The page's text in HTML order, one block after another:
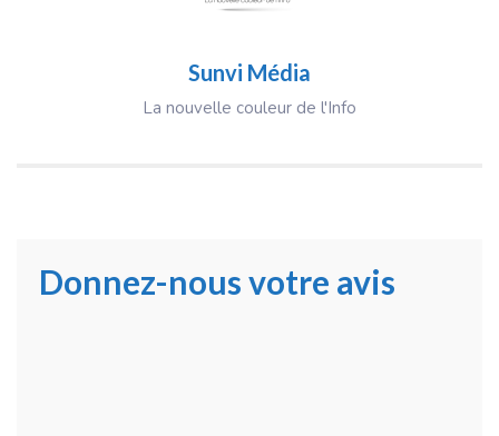
Sunvi Média
La nouvelle couleur de l'Info
Donnez-nous votre avis